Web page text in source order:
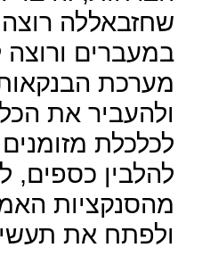
שחזבאללה
במעברים
מערכת
ולהעביר את
לכלכלת
להלבין כספים,
מהסנקציות
ולפתח את